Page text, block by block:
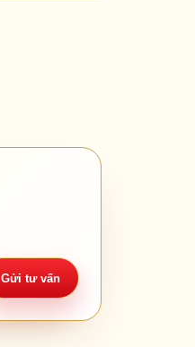
Gửi tư vấn